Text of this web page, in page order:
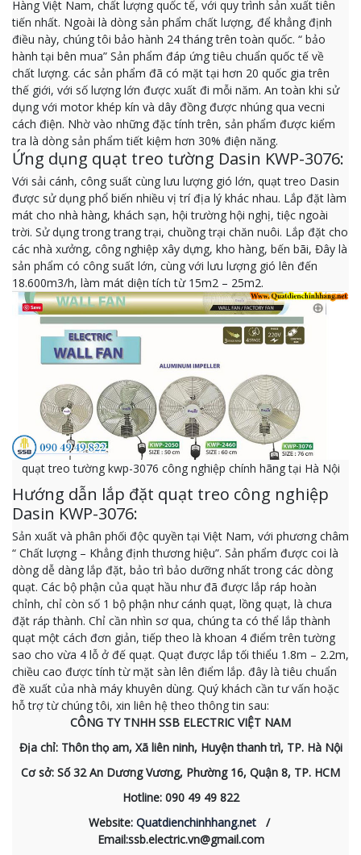
Hàng Việt Nam, chất lượng quốc tế, với quy trình sản xuất tiên
tiến nhất. Ngoài là dòng sản phẩm chất lượng, để khẳng định
điều này, chúng tôi bảo hành 24 tháng trên toàn quốc. “ bảo
hành tại bên mua” Sản phẩm đáp ứng tiêu chuẩn quốc tế về
chất lượng. các sản phẩm đã có mặt tại hơn 20 quốc gia trên
thế giới, với số lượng lớn được xuất đi mỗi năm. An toàn khi sử
dụng với motor khép kín và dây đồng được nhúng qua vecni
cách điện. Nhờ vào những đặc tính trên, sản phẩm được kiểm
tra là dòng sản phẩm tiết kiệm hơn 30% điện năng.
Ứng dụng quạt treo tường Dasin KWP-3076:
Với sải cánh, công suất cùng lưu lượng gió lớn, quạt treo Dasin
được sử dụng phổ biến nhiều vị trí địa lý khác nhau. Lắp đặt làm
mát cho nhà hàng, khách sạn, hội trường hội nghị, tiệc ngoài
trời. Sử dụng trong trang trại, chuồng trại chăn nuôi. Lắp đặt cho
các nhà xưởng, công nghiệp xây dựng, kho hàng, bến bãi, Đây là
sản phẩm có công suất lớn, cùng với lưu lượng gió lên đến
18.600m3/h, làm mát diện tích từ 15m2 – 25m2.
quạt treo tường kwp-3076 công nghiệp chính hãng tại Hà Nội
Hướng dẫn lắp đặt quạt treo công nghiệp
Dasin KWP-3076:
Sản xuất và phân phối độc quyền tại Việt Nam, với phương châm
“ Chất lượng – Khẳng định thương hiệu”. Sản phẩm được coi là
dòng dễ dàng lắp đặt, bảo trì bảo dưỡng nhất trong các dòng
quạt. Các bộ phận của quạt hầu như đã được lắp ráp hoàn
chỉnh, chỉ còn số 1 bộ phận như cánh quạt, lồng quạt, là chưa
đặt ráp thành. Chỉ cần nhìn sơ qua, chúng ta có thể lắp thành
quạt một cách đơn giản, tiếp theo là khoan 4 điểm trên tường
sao cho vừa 4 lỗ ở đế quạt. Quạt được lắp tối thiểu 1.8m – 2.2m,
chiều cao được tính từ mặt sàn lên điểm lắp. đây là tiêu chuẩn
đề xuất của nhà máy khuyên dùng. Quý khách cần tư vấn hoặc
hỗ trợ từ chúng tôi, xin liên hệ theo thông tin sau:
CÔNG TY TNHH SSB ELECTRIC VIỆT NAM
Địa chỉ: Thôn thọ am, Xã liên ninh, Huyện thanh trì, TP. Hà Nội
Cơ sở: Số 32 An Dương Vương, Phường 16, Quận 8, TP. HCM
Hotline: 090 49 49 822
Website: Quatdienchinhhang.net/
Email:ssb.electric.vn@gmail.com